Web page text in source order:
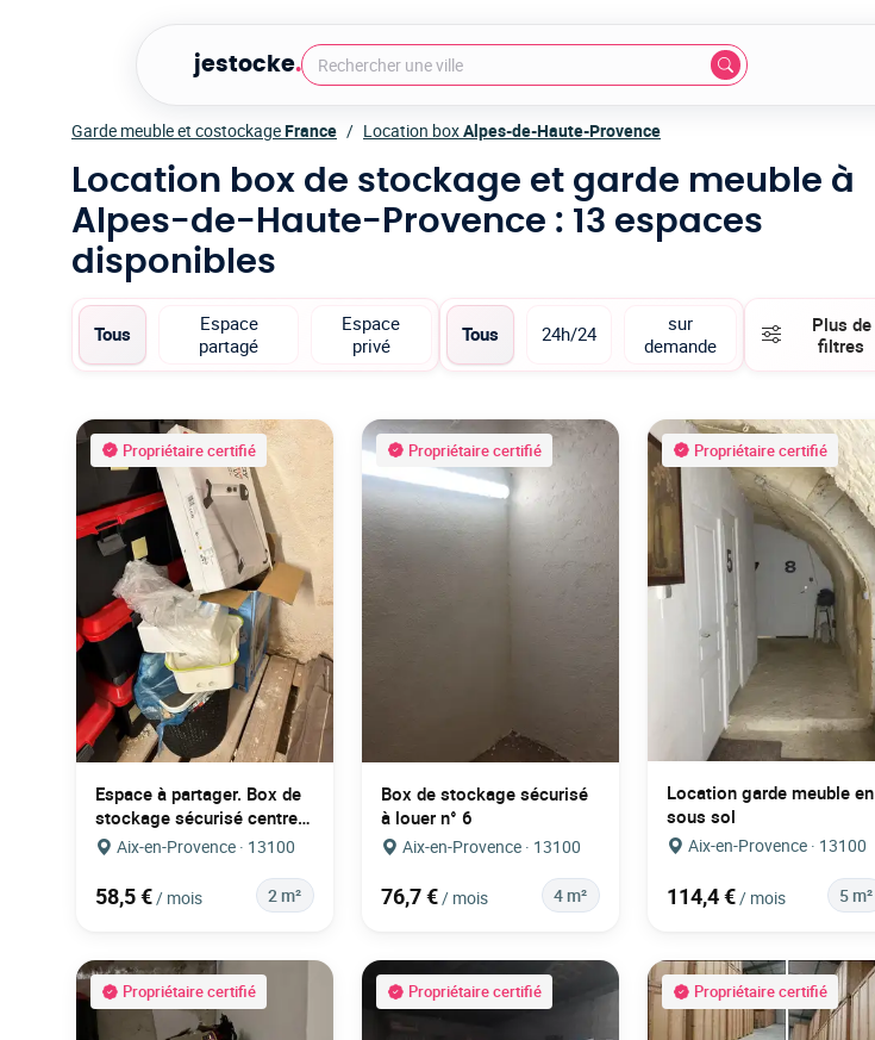
jestocke.
Garde meuble et costockageFrance Location boxAlpes-de-Haute-Provence
Location box de stockage et garde meuble à
Alpes-de-Haute-Provence : 13 espaces
disponibles
Tous
Espace
partagé
Espace
privé
Tous 24h/24
sur
demande
Plus de
filtres
Propriétaire certifié
Espace à partager. Box de
stockage sécurisé centre
ville AIX EN PROVENCE.
Aix-en-Provence · 13100
58,5 € / mois 2 m²
Propriétaire certifié
Box de stockage sécurisé
à louer n° 6
Aix-en-Provence · 13100
76,7 € / mois 4 m²
Propriétaire certifié
Location garde meuble en
sous sol
Aix-en-Provence · 13100
114,4 € / mois 5 m²
Propriétaire certifié Propriétaire certifié Propriétaire certifié